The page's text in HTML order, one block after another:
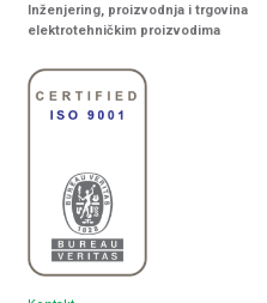
Inženjering, proizvodnja i trgovina
elektrotehničkim proizvodima